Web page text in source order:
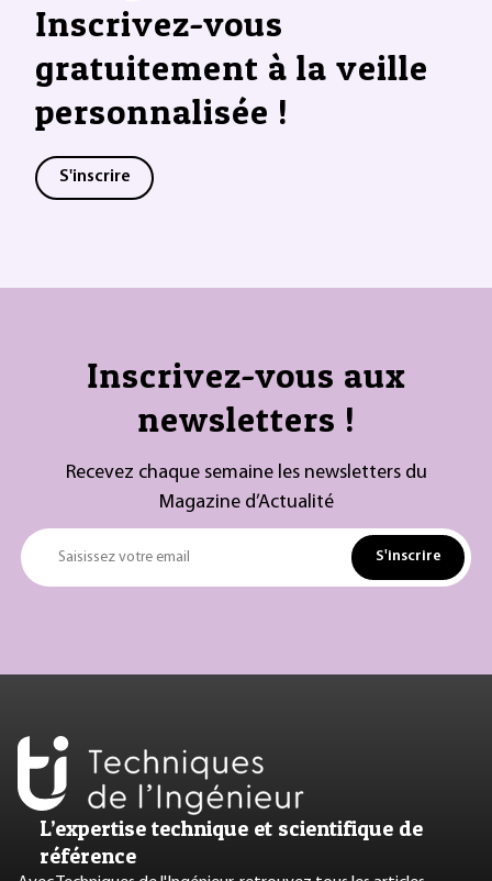
Inscrivez-vous
gratuitement à la veille
personnalisée !
S'inscrire
Inscrivez-vous aux
newsletters !
Recevez chaque semaine les newsletters du
Magazine d’Actualité
Saisissez votre email S'inscrire
L’expertise technique et scientifique de
référence